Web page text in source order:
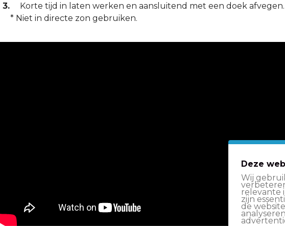
Korte tijd in laten werken en aansluitend met een doek afvegen.
* Niet in directe zon gebruiken.
Deze
Wij
relevante
zijn
de